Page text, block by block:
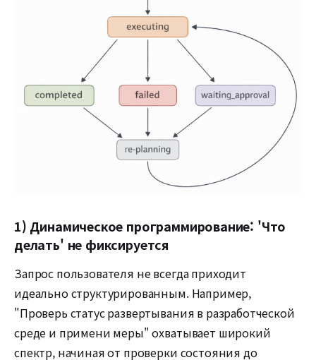
1) Динамическое программирование: 'Что
делать' не фиксируется
Запрос пользователя не всегда приходит
идеально структурированным. Например,
"Проверь статус развертывания в разработческой
среде и примени меры" охватывает широкий
спектр, начиная от проверки состояния до